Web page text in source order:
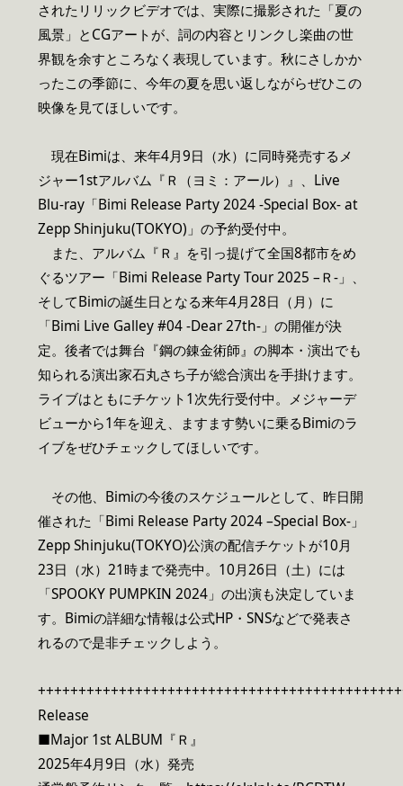
されたリリックビデオでは、実際に撮影された「夏の
風景」とCGアートが、詞の内容とリンクし楽曲の世
界観を余すところなく表現しています。秋にさしかか
ったこの季節に、今年の夏を思い返しながらぜひこの
映像を見てほしいです。
現在Bimiは、来年4月9日（水）に同時発売するメ
ジャー1stアルバム『Ｒ（ヨミ：アール）』、Live
Blu-ray「Bimi Release Party 2024 -Special Box- at
Zepp Shinjuku(TOKYO)」の予約受付中。
また、アルバム『Ｒ』を引っ提げて全国8都市をめ
ぐるツアー「Bimi Release Party Tour 2025 –Ｒ-」、
そしてBimiの誕生日となる来年4月28日（月）に
「Bimi Live Galley #04 -Dear 27th-」の開催が決
定。後者では舞台『鋼の錬金術師』の脚本・演出でも
知られる演出家石丸さち子が総合演出を手掛けます。
ライブはともにチケット1次先行受付中。メジャーデ
ビューから1年を迎え、ますます勢いに乗るBimiのラ
イブをぜひチェックしてほしいです。
その他、Bimiの今後のスケジュールとして、昨日開
催された「Bimi Release Party 2024 –Special Box-」
Zepp Shinjuku(TOKYO)公演の配信チケットが10月
23日（水）21時まで発売中。10月26日（土）には
「SPOOKY PUMPKIN 2024」の出演も決定していま
す。Bimiの詳細な情報は公式HP・SNSなどで発表さ
れるので是非チェックしよう。
Release
■Major 1st ALBUM『Ｒ』
2025年4月9日（水）発売